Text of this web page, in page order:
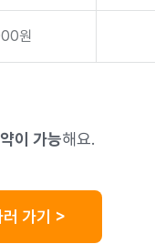
원
이 가능해요.
러 가기 >